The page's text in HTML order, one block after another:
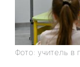
Фото: учитель в